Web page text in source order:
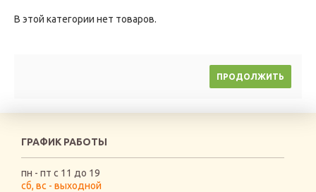
В этой категории нет товаров.
ПРОДОЛЖИТЬ
ГРАФИК РАБОТЫ
пн - пт с 11 до 19
сб, вс - выходной